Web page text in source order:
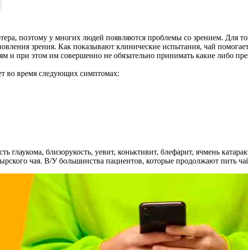
поэтому у многих людей появляются проблемы со зрением. Для
зрения. Как показывают клинические испытания, чай
и при этом им совершенно не обязательно принимать какие либо
во время следующих симптомах:
близорукость, уевит, коньктивит, блефарит, ячмень
чая. В/У большинства пациентов, которые продолжают пить